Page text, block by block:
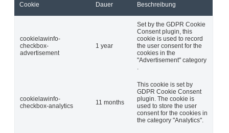
Cookie Dauer Beschreibung
cookielawinfo-
checkbox-
advertisement
1 year
Set by the GDPR Cookie
Consent plugin, this
cookie is used to record
the user consent for the
cookies in the
"Advertisement" category
cookielawinfo-
checkbox-analytics
11 months
This cookie is set by
GDPR Cookie Consent
plugin. The cookie is
used to store the user
consent for the cookies in
the category "Analytics".